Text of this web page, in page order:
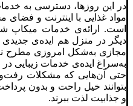
در این روزها، دسترسی به
مواد غذایی با اینترنت و
است. ارائه‌ی خدمات میکاپ
دیگر در منزل هم ایده‌ی
مجازی به‌شکل امروزی مطرح
به‌سراغ ایده‌ی خدمات زیبایی
حتی آن‌هایی که مشکلات
بتوانند خیل راحت و بدون
و جذابیت لذت ببرند.